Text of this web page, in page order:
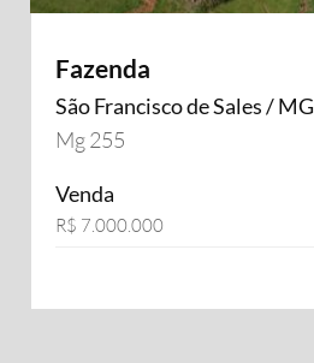
Fazenda
São Francisco de Sales / MG
Mg 255
Venda
R$ 7.000.000